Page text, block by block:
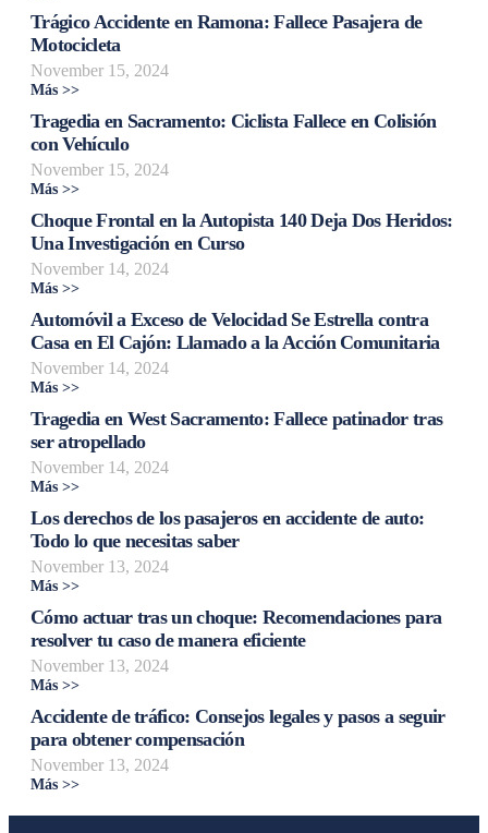
Trágico Accidente en Ramona: Fallece Pasajera de
Motocicleta
November 15, 2024
Más >>
Tragedia en Sacramento: Ciclista Fallece en Colisión
con Vehículo
November 15, 2024
Más >>
Choque Frontal en la Autopista 140 Deja Dos Heridos:
Una Investigación en Curso
November 14, 2024
Más >>
Automóvil a Exceso de Velocidad Se Estrella contra
Casa en El Cajón: Llamado a la Acción Comunitaria
November 14, 2024
Más >>
Tragedia en West Sacramento: Fallece patinador tras
ser atropellado
November 14, 2024
Más >>
Los derechos de los pasajeros en accidente de auto:
Todo lo que necesitas saber
November 13, 2024
Más >>
Cómo actuar tras un choque: Recomendaciones para
resolver tu caso de manera eficiente
November 13, 2024
Más >>
Accidente de tráfico: Consejos legales y pasos a seguir
para obtener compensación
November 13, 2024
Más >>